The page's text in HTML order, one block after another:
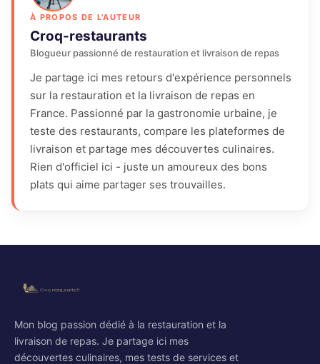
À PROPOS DE L'AUTEUR
Croq-restaurants
Blogueur passionné de restauration et livraison de repas
Je partage ici mes retours d'expérience personnels
sur la restauration et la livraison de repas en
France. Passionné par la gastronomie urbaine, je
teste des restaurants, compare les plateformes de
livraison et partage mes découvertes culinaires.
Rien d'officiel ici - juste un amoureux des bons
plats qui aime partager ses trouvailles.
Mon blog passion dédié à la restauration et la
livraison de repas. Je partage ici mes
découvertes culinaires, mes tests de services et